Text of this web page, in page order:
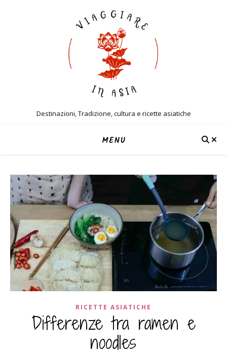
Destinazioni, Tradizione, cultura e ricette asiatiche
MENU
RICETTE ASIATICHE
Differenze tra ramen e
noodles